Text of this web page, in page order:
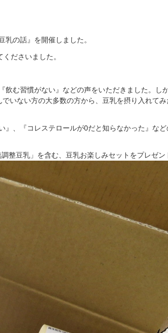
の話』を開催しました。
ださいました。
む習慣がない』などの声をいただきました。し
いない方の大多数の方から、豆乳を摂り入れて
、『コレステロールが0だと知らなかった』など
整豆乳」を含む、豆乳お楽しみセットをプレゼン